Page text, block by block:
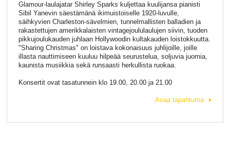
Glamour-laulajatar Shirley Sparks kuljettaa kuulijansa pianisti
Sibil Yanevin säestämänä ikimuistoiselle 1920-luvulle,
säihkyvien Charleston-sävelmien, tunnelmallisten balladien ja
rakastettujen amerikkalaisten vintagejoululaulujen siivin, tuoden
pikkujoulukauden juhlaan Hollywoodin kultakauden loistokkuutta.
"Sharing Christmas" on loistava kokonaisuus juhlijoille, joille
illasta nauttimiseen kuuluu hilpeää seurustelua, soljuvia juomia,
kaunista musiikkia sekä runsaasti herkullista ruokaa.
Konsertit ovat tasatunnein klo 19.00, 20.00 ja 21.00
Avaa tapahtuma